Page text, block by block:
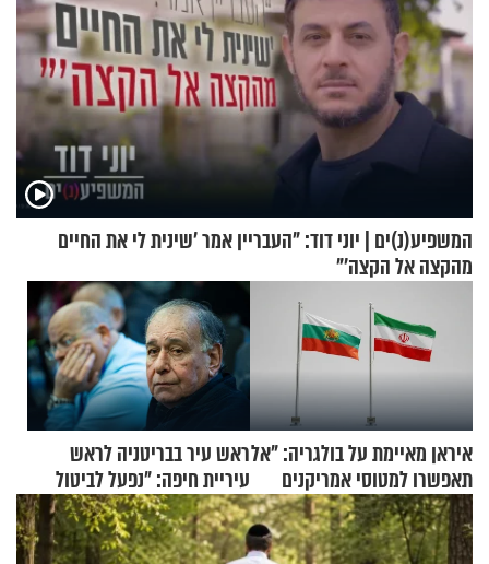
המשפיע(נ)ים | יוני דוד: "העבריין אמר 'שינית לי את החיים
מהקצה אל הקצה'"
איראן מאיימת על בולגריה: "אל
תאפשרו למטוסי אמריקנים
להמריא מהשטח שלכם"
ראש עיר בבריטניה לראש
עיריית חיפה: ״נפעל לביטול
ברית הערים התאומות״